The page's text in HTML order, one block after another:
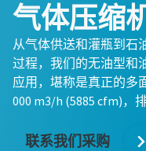
气体压缩
从气体供送和灌瓶到石
过程，我们的无油型和
应用，堪称是真正的多
000 m3/h (5885 cfm)，
联系我们采购